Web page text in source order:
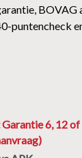
BOVAG
puntencheck
6, 12 of